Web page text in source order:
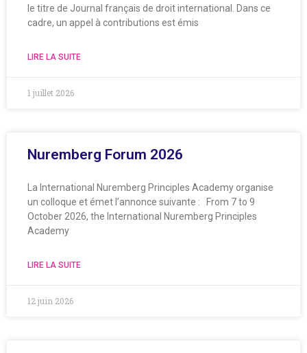
le titre de Journal français de droit international. Dans ce
cadre, un appel à contributions est émis
LIRE LA SUITE
1 juillet 2026
Nuremberg Forum 2026
La International Nuremberg Principles Academy organise
un colloque et émet l’annonce suivante : From 7 to 9
October 2026, the International Nuremberg Principles
Academy
LIRE LA SUITE
12 juin 2026